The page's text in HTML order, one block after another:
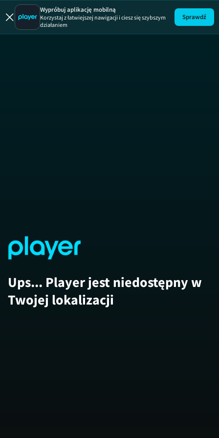
Wypróbuj aplikację mobilną
Korzystaj z łatwiejszej nawigacji i ciesz się szybszym
działaniem
Sprawdź
Ups... Player jest niedostępny w
Twojej lokalizacji